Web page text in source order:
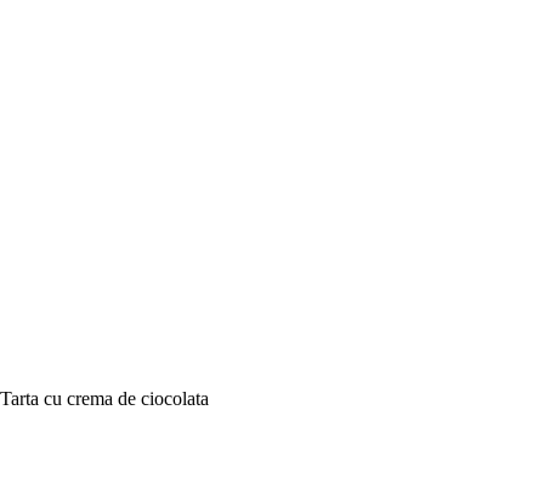
Tarta cu crema de ciocolata